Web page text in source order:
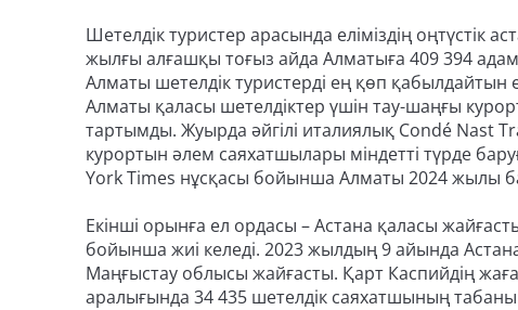
Шетелдік туристер арасында еліміздің оңтүстік
жылғы алғашқы тоғыз айда Алматыға 409 394
Алматы шетелдік туристерді ең қөп қабылдайтын
Алматы қаласы шетелдіктер үшін тау-шаңғы
тартымды. Жуырда әйгілі италиялық Condé
курортын әлем саяхатшылары міндетті түрде
York Times нұсқасы бойынша Алматы 2024 жылы
Екінші орынға ел ордасы – Астана қаласы
бойынша жиі келеді. 2023 жылдың 9 айында
Маңғыстау облысы жайғасты. Қарт Каспийдің
аралығында 34 435 шетелдік саяхатшының табаны